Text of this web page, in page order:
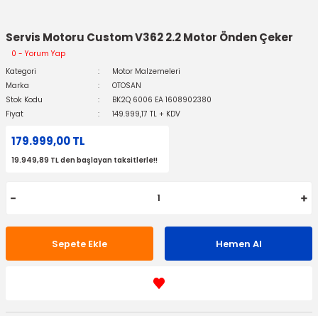
Servis Motoru Custom V362 2.2 Motor Önden Çeker
0 - Yorum Yap
Kategori
Motor Malzemeleri
Marka
OTOSAN
Stok Kodu
BK2Q 6006 EA 1608902380
Fiyat
149.999,17 TL + KDV
179.999,00 TL
19.949,89 TL den başlayan taksitlerle!!
Sepete Ekle Hemen Al